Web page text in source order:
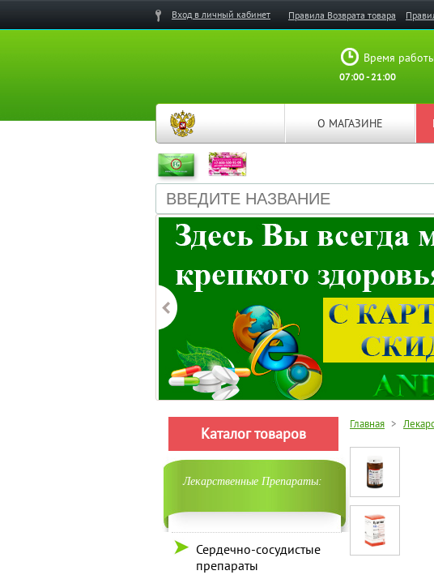
Вход в личный кабинет Правила Возврата товара
Время
07:00 - 21:00
О МАГАЗИНЕ
Каталог товаров
Лекарственные Препараты:
Сердечно-сосудистые
препараты
Главная >